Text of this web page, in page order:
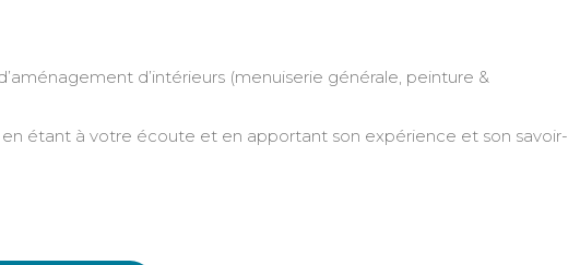
d’intérieurs (menuiserie générale, peinture &
étant à votre écoute et en apportant son expérience et son savoir-